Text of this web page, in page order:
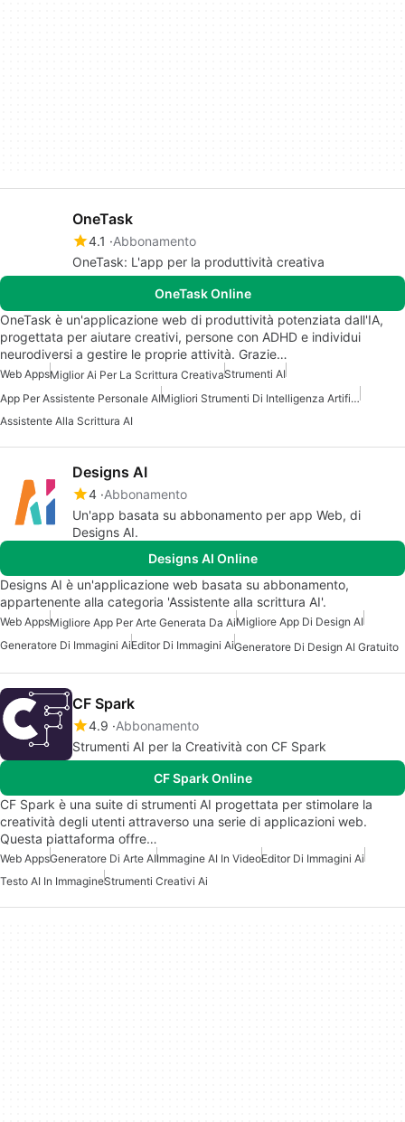
OneTask
4.1
Abbonamento
OneTask: L'app per la produttività creativa
OneTask Online
OneTask è un'applicazione web di produttività potenziata dall'IA,
progettata per aiutare creativi, persone con ADHD e individui
neurodiversi a gestire le proprie attività. Grazie…
Web AppsMiglior Ai Per La Scrittura CreativaStrumenti AI
App Per Assistente Personale AI
Migliori Strumenti Di Intelligenza Artificiale Per Scrittori
Assistente Alla Scrittura AI
Designs AI
4 Abbonamento
Un'app basata su abbonamento per app Web, di
Designs AI.
Designs AI Online
Designs AI è un'applicazione web basata su abbonamento,
appartenente alla categoria 'Assistente alla scrittura AI'.
Web AppsMigliore App Per Arte Generata Da AiMigliore App Di Design AI
Generatore Di Immagini AiEditor Di Immagini AiGeneratore Di Design AI Gratuito
CF Spark
4.9 Abbonamento
Strumenti AI per la Creatività con CF Spark
CF Spark Online
CF Spark è una suite di strumenti AI progettata per stimolare la
creatività degli utenti attraverso una serie di applicazioni web.
Questa piattaforma offre…
Web AppsGeneratore Di Arte AIImmagine AI In VideoEditor Di Immagini Ai
Testo AI In ImmagineStrumenti Creativi Ai